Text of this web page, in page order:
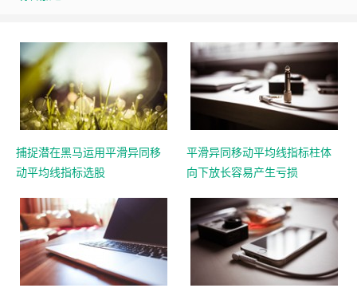
捕捉潜在黑马运用平滑异同移
动平均线指标选股
平滑异同移动平均线指标柱体
向下放长容易产生亏损